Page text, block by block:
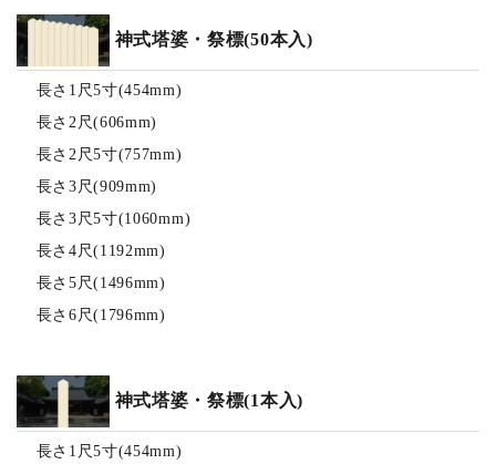
神式塔婆・祭標(50本入)
長さ1尺5寸(454mm)
長さ2尺(606mm)
長さ2尺5寸(757mm)
長さ3尺(909mm)
長さ3尺5寸(1060mm)
長さ4尺(1192mm)
長さ5尺(1496mm)
長さ6尺(1796mm)
神式塔婆・祭標(1本入)
長さ1尺5寸(454mm)